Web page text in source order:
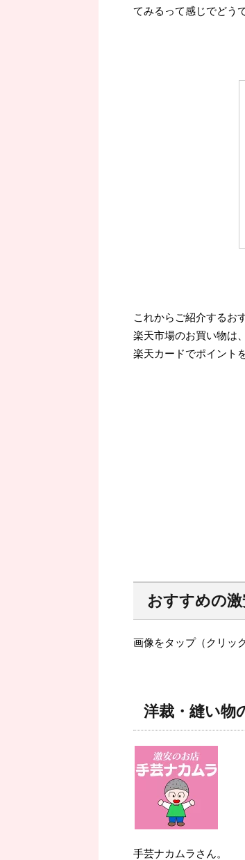
てみるって感じでどう
これからご紹介するお
楽天市場のお買い物は
楽天カードでポイント
おすすめの
画像をタップ（クリッ
洋裁・縫い物
手芸ナカムラさん。